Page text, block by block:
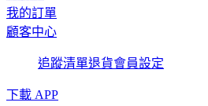
我的訂單
顧客中心
追蹤清單退貨會員設定
下載 APP